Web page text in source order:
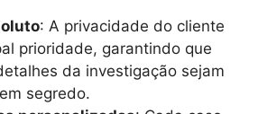
: A privacidade do cliente
prioridade, garantindo que
da investigação sejam
segredo.